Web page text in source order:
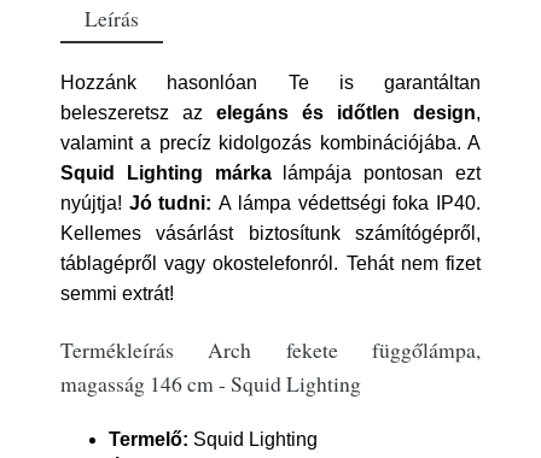
Leírás
Hozzánk hasonlóan Te is garantáltan
beleszeretsz az elegáns és időtlen design,
valamint a precíz kidolgozás kombinációjába. A
Squid Lighting márka
lámpája pontosan ezt
nyújtja! Jó tudni:A lámpa védettségi foka IP40.
Kellemes vásárlást biztosítunk számítógépről,
táblagépről vagy okostelefonról. Tehát nem fizet
semmi extrát!
Termékleírás Arch fekete függőlámpa,
magasság 146 cm - Squid Lighting
Termelő: Squid Lighting